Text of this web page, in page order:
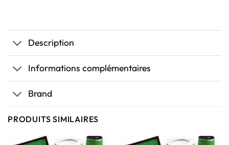
Description
Informations complémentaires
Brand
PRODUITS SIMILAIRES